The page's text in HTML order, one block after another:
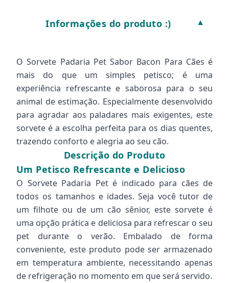
Informações do produto :) ▼
O Sorvete Padaria Pet Sabor Bacon Para Cães é
mais do que um simples petisco; é uma
experiência refrescante e saborosa para o seu
animal de estimação. Especialmente desenvolvido
para agradar aos paladares mais exigentes, este
sorvete é a escolha perfeita para os dias quentes,
trazendo conforto e alegria ao seu cão.
Descrição do Produto
Um Petisco Refrescante e Delicioso
O Sorvete Padaria Pet é indicado para cães de
todos os tamanhos e idades. Seja você tutor de
um filhote ou de um cão sênior, este sorvete é
uma opção prática e deliciosa para refrescar o seu
pet durante o verão. Embalado de forma
conveniente, este produto pode ser armazenado
em temperatura ambiente, necessitando apenas
de refrigeração no momento em que será servido.